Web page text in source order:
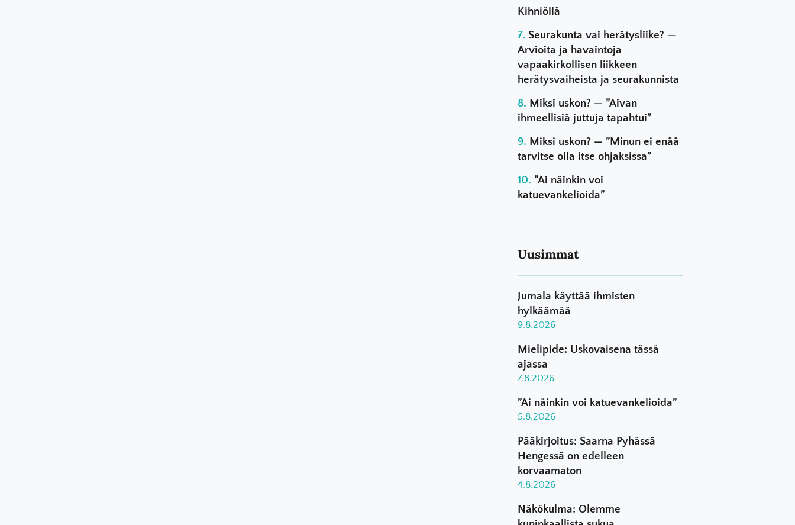
Kihniöllä
Seurakunta vai herätysliike? —
Arvioita ja havaintoja
vapaakirkollisen liikkeen
herätysvaiheista ja seurakunnista
Miksi uskon? — ”Aivan
ihmeellisiä juttuja tapahtui”
Miksi uskon? — ”Minun ei enää
tarvitse olla itse ohjaksissa”
”Ai näinkin voi
katuevankelioida”
Uusimmat
Jumala käyttää ihmisten
hylkäämää
9.8.2026
Mielipide: Uskovaisena tässä
ajassa
7.8.2026
”Ai näinkin voi katuevankelioida”
5.8.2026
Pääkirjoitus: Saarna Pyhässä
Hengessä on edelleen
korvaamaton
4.8.2026
Näkökulma: Olemme